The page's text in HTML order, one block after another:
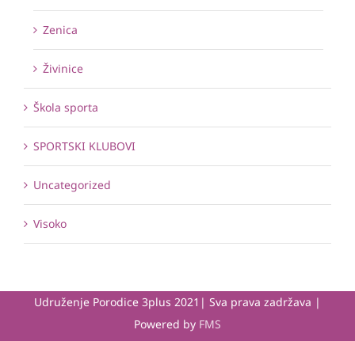
Zenica
Živinice
Škola sporta
SPORTSKI KLUBOVI
Uncategorized
Visoko
Udruženje Porodice 3plus 2021| Sva prava zadržava |
Powered by FMS